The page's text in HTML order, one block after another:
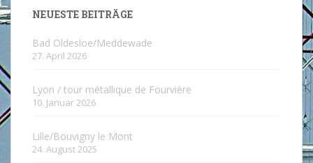
NEUESTE BEITRÄGE
Bad Oldesloe/Meddewade
27. April 2026
Lyon / tour métallique de Fourvière
10. Januar 2026
Lille/Bouvigny le Mont
24. August 2025